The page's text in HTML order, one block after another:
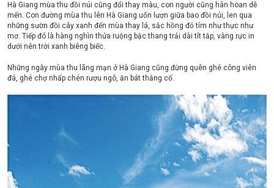
Hà Giang mùa thu đồi núi cũng đổi thay màu, con người cũng hân hoan dễ
mến. Con đường mùa thu lên Hà Giang uốn lượn giữa bao đồi núi, len qua
những sườn đồi cây xanh đến mùa thay lá, sắc hồng đỏ tím như thực như
mơ. Tiếp đó là hàng nghìn thửa ruộng bậc thang trải dài tít tắp, vàng rực in
dưới nên trời xanh biêng biếc.
Những ngày mùa thu lãng mạn ở Hà Giang cũng đừng quên ghé công viên
đá, ghé chợ nhấp chén rượu ngô, ăn bát thắng cố.